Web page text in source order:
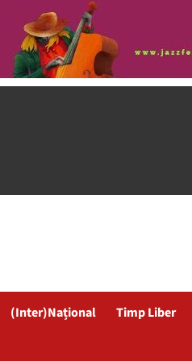
(Inter)Național Timp Liber